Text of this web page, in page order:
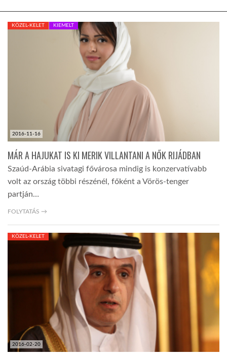
A VILÁG ITTHON
GLOBOTV BP
TROPICALMAGAZIN
AFRIKA TUDÁSTÁR
2016-11-16
KÖZEL-KELET KIEMELT
MÁR A HAJUKAT IS KI MERIK VILLANTANI A NŐK RIJÁDBAN
Szaúd-Arábia sivatagi fővárosa mindig is konzervatívabb
volt az ország többi részénél, főként a Vörös-tenger
partján…
FOLYTATÁS →
2016-02-20
KÖZEL-KELET